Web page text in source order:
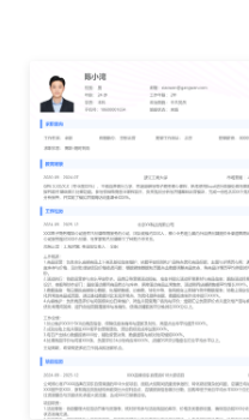
行周度数据整理，为运营决策
页面检查，确保店铺页头页尾
服与仓库部门，将问题订单
后商品搜索排名平均提升XXX
期间店铺销售额环比日常增长
稳定在
XXX条，优质内容曝光量累计超
跟进解决XXX个运营问题。